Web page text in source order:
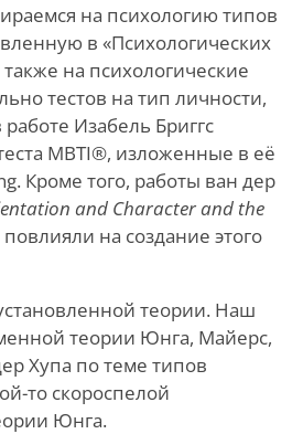
на психологию типов
в «Психологических
на психологические
тестов на тип личности,
Изабель Бриггс
MBTI®, изложенные в её
Кроме того, работы ван дер
and Character and the
на создание этого
теории. Наш
теории Юнга, Майерс,
Хупа по теме типов
то скороспелой
Юнга.